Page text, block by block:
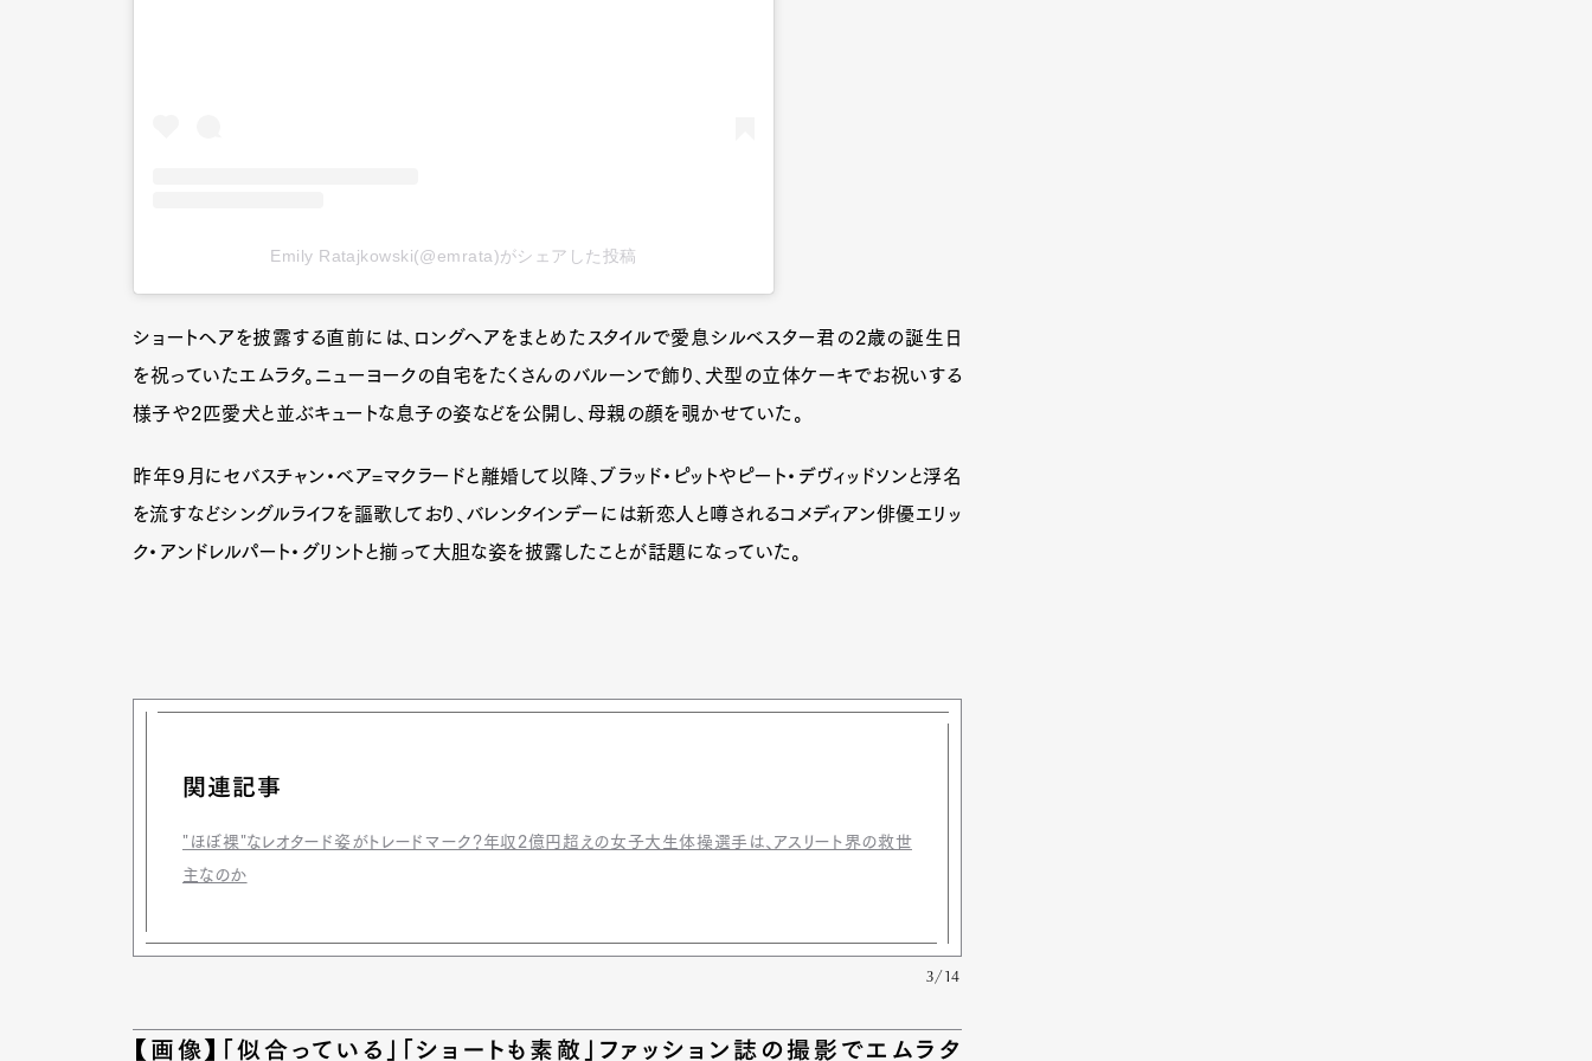
Emily Ratajkowski(@emrata)がシェアした投稿
ショートヘアを披露する直前には、ロングヘアをまとめたスタイルで愛息シルベスター君の2歳の誕生日
を祝っていたエムラタ。ニューヨークの自宅をたくさんのバルーンで飾り、犬型の立体ケーキでお祝いする
様子や2匹愛犬と並ぶキュートな息子の姿などを公開し、母親の顔を覗かせていた。
昨年９月にセバスチャン・ベア=マクラードと離婚して以降、ブラッド・ピットやピート・デヴィッドソンと浮名
を流すなどシングルライフを謳歌しており、バレンタインデーには新恋人と噂されるコメディアン俳優エリッ
ク・アンドレルパート・グリントと揃って大胆な姿を披露したことが話題になっていた。
関連記事
"ほぼ裸"なレオタード姿がトレードマーク？年収2億円超えの女子大生体操選手は、アスリート界の救世
主なのか
3/14
【画像】「似合っている」「ショートも素敵」ファッション誌の撮影でエムラタ